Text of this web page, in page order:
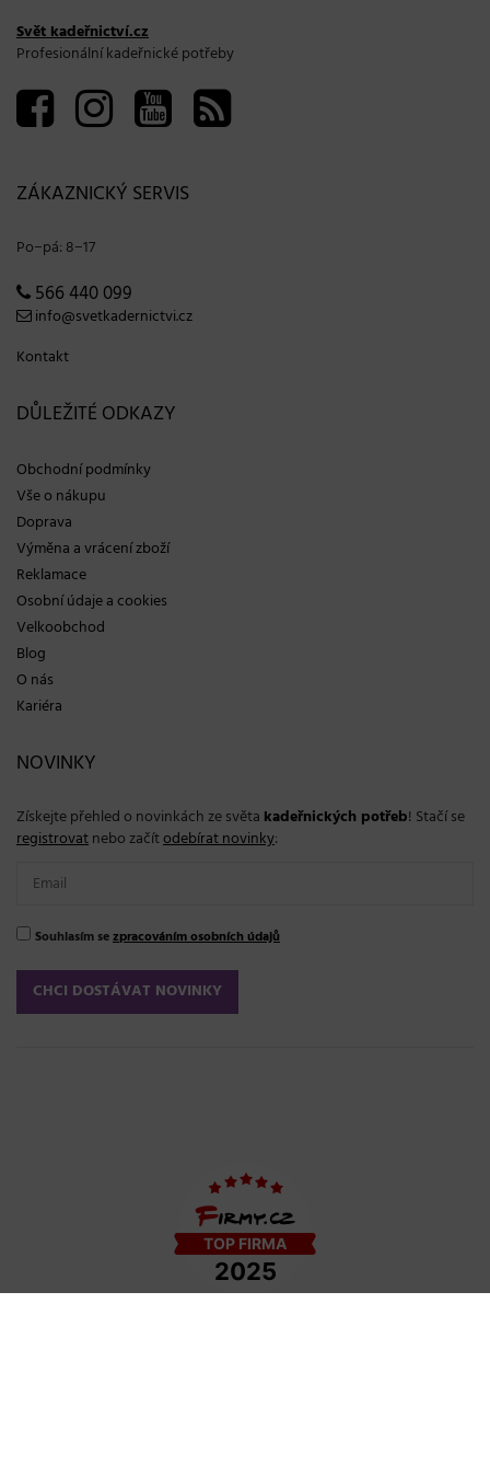
Svět kadeřnictví.cz
Profesionální kadeřnické potřeby
ZÁKAZNICKÝ SERVIS
Po−pá: 8−17
566 440 099
info@svetkadernictvi.cz
Kontakt
DŮLEŽITÉ ODKAZY
Obchodní podmínky
Vše o nákupu
Doprava
Výměna a vrácení zboží
Reklamace
Osobní údaje a cookies
Velkoobchod
Blog
O nás
Kariéra
NOVINKY
Získejte přehled o novinkách ze světa kadeřnických potřeb! Stačí se
registrovatnebo začítodebírat novinky:
Souhlasím sezpracováním osobních údajů